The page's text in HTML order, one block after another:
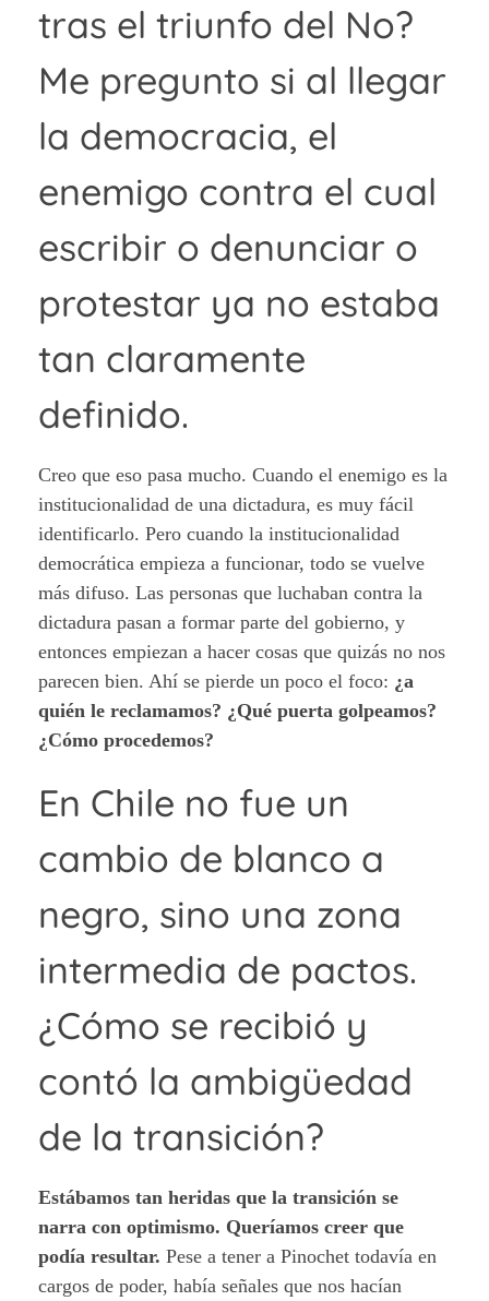
tras el triunfo del No?
Me pregunto si al llegar
la democracia, el
enemigo contra el cual
escribir o denunciar o
protestar ya no estaba
tan claramente
definido.
Creo que eso pasa mucho. Cuando el enemigo es la
institucionalidad de una dictadura, es muy fácil
identificarlo. Pero cuando la institucionalidad
democrática empieza a funcionar, todo se vuelve
más difuso. Las personas que luchaban contra la
dictadura pasan a formar parte del gobierno, y
entonces empiezan a hacer cosas que quizás no nos
parecen bien. Ahí se pierde un poco el foco: ¿a
quién le reclamamos? ¿Qué puerta golpeamos?
¿Cómo procedemos?
En Chile no fue un
cambio de blanco a
negro, sino una zona
intermedia de pactos.
¿Cómo se recibió y
contó la ambigüedad
de la transición?
Estábamos tan heridas que la transición se
narra con optimismo. Queríamos creer que
podía resultar. Pese a tener a Pinochet todavía en
cargos de poder, había señales que nos hacían